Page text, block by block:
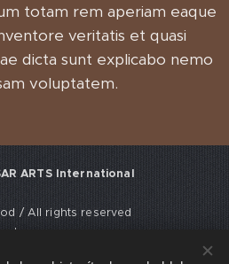
totam rem aperiam eaque
veritatis et quasi
dicta sunt explicabo nemo
voluptatem.
ARTS International
/ All rights reserved
Place, EH17 8UY,